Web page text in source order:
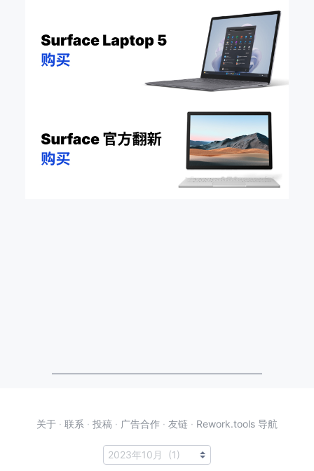
关于 · 联系 · 投稿 · 广告合作 · 友链 · Rework.tools 导航